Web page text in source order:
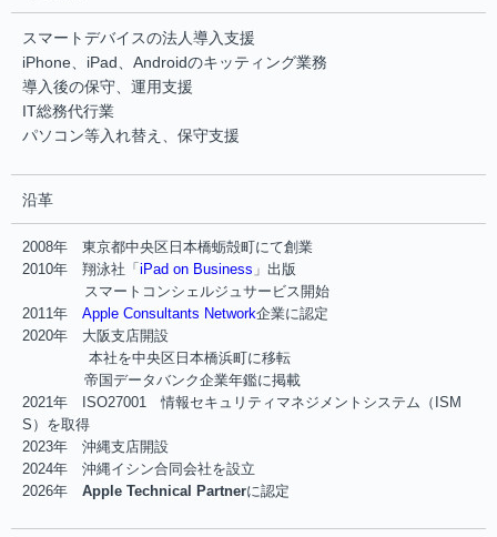
スマートデバイスの法人導入支援
iPhone、iPad、Androidのキッティング業務
導入後の保守、運用支援
IT総務代行業
パソコン等入れ替え、保守支援
沿革
2008年 東京都中央区日本橋蛎殻町にて創業
2010年 翔泳社「 iPad on Business 」出版
スマートコンシェルジュサービス開始
2011年 Apple Consultants Network企業に認定
2020年 大阪支店開設
本社を中央区日本橋浜町に移転
帝国データバンク企業年鑑に掲載
2021年 ISO27001 情報セキュリティマネジメントシステム（ISM
S）を取得
2023年 沖縄支店開設
2024年 沖縄イシン合同会社を設立
2026年 Apple Technical Partnerに認定